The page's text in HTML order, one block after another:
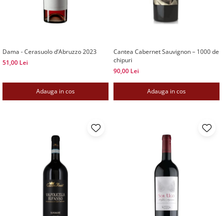
Dama - Cerasuolo d’Abruzzo 2023
51,00 Lei
Adauga in cos
Cantea Cabernet Sauvignon – 1000 de
chipuri
90,00 Lei
Adauga in cos